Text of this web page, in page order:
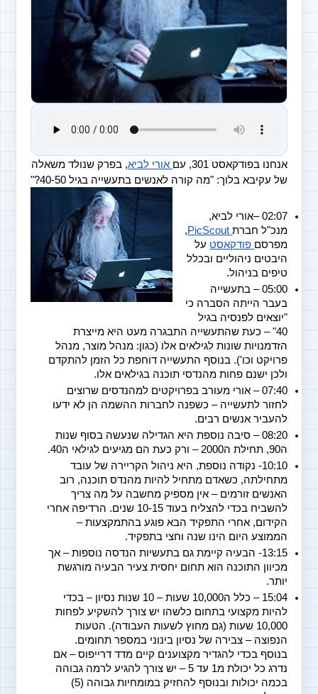
אנחנו בפודקאסט 301, עם אורי לביא
של עקיבא בלוך: "מה קורה לאנשים בתעשייה בגיל 40-50?"
מנכ"ל חברת PicScout
מפרסם פודקאסט
על
היבטים ניהוליים ובכלל
טיפים בניהול.
"יוצאים לפנסיה בגיל
40" – כעת שהתעשייה התבגרה מעט היא מייצרת
הזדמנויות שונות לגילאים אלו (כגון: מנהל מוצר, מנהל
ולכן ישנם פחות מהנדסי תוכנה בגילאים אלו.
להעביר אנשים רבים.
08:20 – סיבה נוספת היא הגדילה שנעשה בסוף שנות
ה90, תחילת ה2000 – ורק כעת הם מגיעים לגילאי ה40.
10:10- נקודה נוספת, היא ניהול הקריירה של עובד
מתחילתה, כשאדם מתחיל להיות מהנדס תוכנה, רוב
האנשים זורמים – אין מספיק מחשבה על מה צריך
הקידום, אחרי התפקיד הבא פוגע בהתמקצעות –
הממוצע היום הינו שנה וחצי בתפקיד.
13:15- הבעיה קיימת גם בתעשיות הנדסה נוספות – אך
מכיוון התוכנה הוא תחום יחסית צעיר הבעיה מורגשת
יותר.
להיות מקצועי בתחום כלשהו יש צורך להשקיע לפחות
10,000 שעות (גם מחוץ לשעות העבודה). הטעות